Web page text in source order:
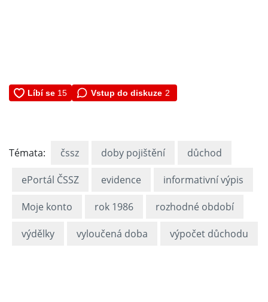
Vstup do diskuze 2
Témata: čssz doby pojištění důchod
ePortál ČSSZ evidence informativní výpis
Moje konto rok 1986 rozhodné období
výdělky vyloučená doba výpočet důchodu